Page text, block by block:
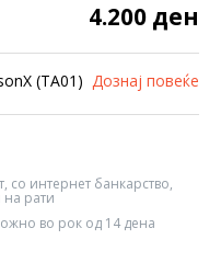
4.200 ден
(TA01) Дознај повеќе
со интернет банкарство,
на рати
во рок од 14 дена